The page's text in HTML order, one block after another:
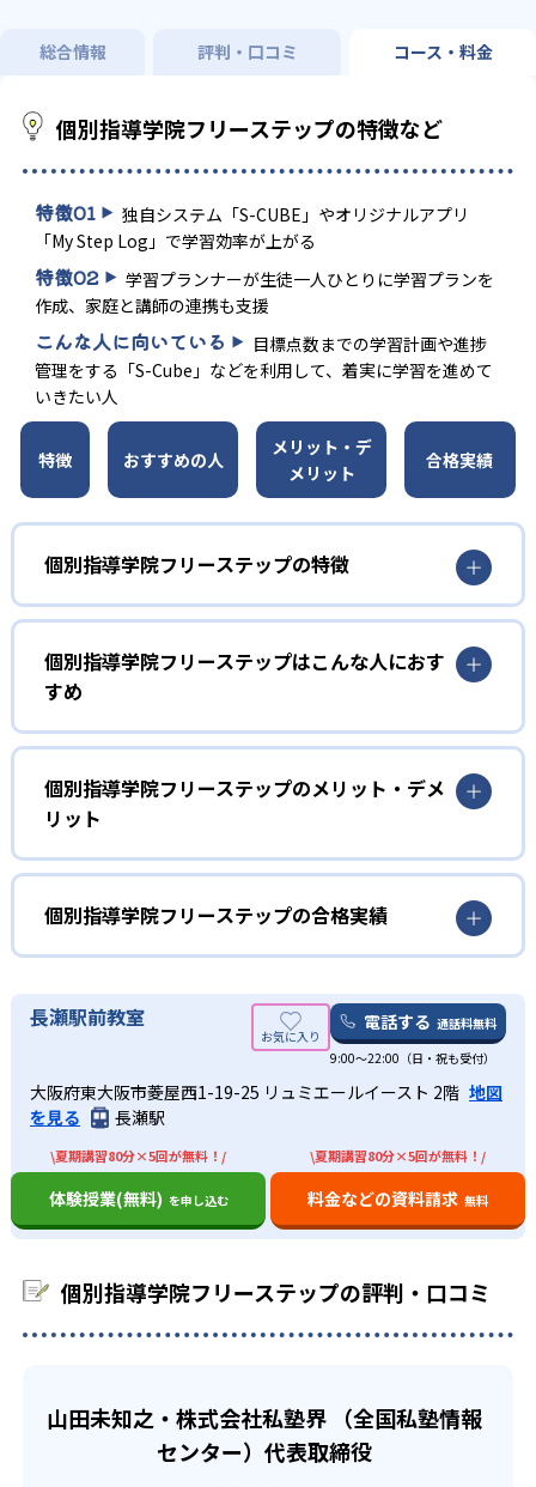
総合情報 評判・口コミ コース・料金
個別指導学院フリーステップの特徴など
特徴01
独自システム「S-CUBE」やオリジナルアプリ
「My Step Log」で学習効率が上がる
特徴02
学習プランナーが生徒一人ひとりに学習プランを
作成、家庭と講師の連携も支援
こんな人に向いている
目標点数までの学習計画や進捗
管理をする「S-Cube」などを利用して、着実に学習を進めて
いきたい人
特徴 おすすめの人
メリット・デ
メリット
合格実績
個別指導学院フリーステップの特徴
01
開成教育グループの個別指導塾
個別指導学院フリーステップは、開成教育グループの個別
指導塾であり、30年以上の実績を持つとともに250以上の
教室を展開している。生徒の点数アップのために「S-
CUBE」というシステムを導入していることも特徴だ。
「S-CUBE」は、膨大なテスト問題の分析データを基に、目
標点数に応じた学習計画を自動作成することができる。ま
ことで、正確に進捗を管理することができる。
同システムは、自宅での予習・復習までサポートしている
ため、目標達成に直結する流れで、常に迷うことなく学習
に取り組むことができる。
02
インプットとアウトプットをバランス良く進め
フリーステップでは、1人の生徒が講師から説明や解説を受
式を採用している。この形式により、2人の生徒がタイムロ
スなく「解説」と「演習」を交互に行える、効率的な学習
を実現。80分間の授業時間で、インプット（内容理解）と
リキュラムに基づいて学習指導を行い、入試情報の提供や
学習意欲の向上支援も行っている。また、1教室に1名以上
個別指導学院フリーステップはこんな人におす
すめ
「自ら学ぶ力」を身につけたい人向け
個別指導学院フリーステップでは、「逆算型授業」「宣言
型授業」「発問型授業」という3つの授業スタイルで、生徒
は目標達成への進捗を把握してモチベーションの向上を、
化を、そして「発問型授業」では自分で考え自分の言葉で
多様な形で個別指導を受けたい人向け
フリーステップでは、1:2形式の他にも多様な形で学習指導
問を多くしたい」という生徒に対しては、講師を80分間独
り占めできる講師：生徒＝1:1コースを設定。また、1:4の個
別指導を低価格で受けられる「特設ユニットコース（小学
生・中学生のみ）」や、小学校低学年向けの短時間集中型
「40分コース」なども設定している。そのため、多様な形
で個別指導を受けたい人に向いている。
は、生徒一人ひとりに向けた学習プランの作成だけでな
に向いている。
個別指導学院フリーステップのメリット・デメ
リット
出典：個別指導学院フリーステップ公式サイト
どんなメリットがある？
学の全ての受験に対応した学習イベントやガイダンスも実
施しており、入試情報の提供や学習意欲の向上に関する支
個別指導学院フリーステップの合格実績
個別指導学院フリーステップの合格実績は次の通り。
西 1
戸山 1 新宿 4 三田 1
国分寺 4 小山台 1
竹早 2 武蔵野北 7
小松川 1 北園 3
調布北 1
長瀬駅前教室 電話する 通話料無料
9:00～22:00（日・祝も受付）
大阪府東大阪市菱屋西1-19-25 リュミエールイースト 2階 地図
を見る
長瀬駅
\夏期講習80分×5回が無料！/
体験授業(無料) を申し込む
\夏期講習80分×5回が無料！/
料金などの資料請求 無料
個別指導学院フリーステップの評判・口コミ
山田未知之・株式会社私塾界 （全国私塾情報
センター）代表取締役